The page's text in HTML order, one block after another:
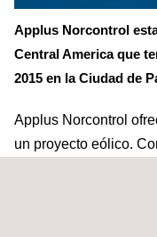
Applus Norcontrol
Central America que
2015 en la Ciudad de
Applus Norcontrol
un proyecto eólico.